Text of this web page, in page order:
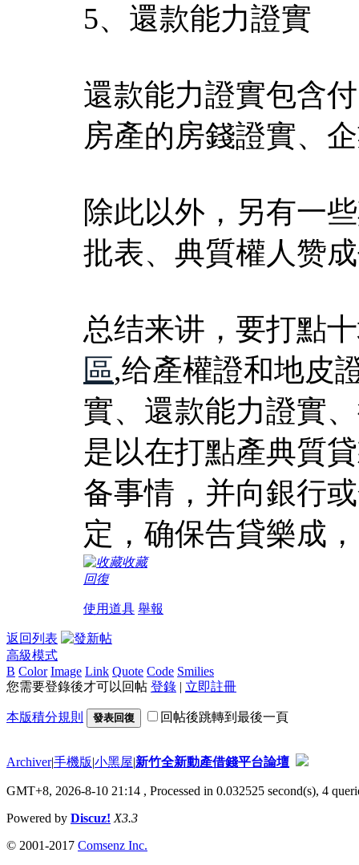
5、還款能力證實
還款能力證實包含
房產的房錢證實、
除此以外，另有一
批表、典質權人赞
总结来讲，要打點
區,给產權證和地皮
實、還款能力證實
是以在打點產典質
备事情，并向銀行
定，确保告貸樂成
收藏
回復
使用道具 舉報
返回列表
高級模式
B Color Image Link Quote Code Smilies
您需要登錄後才可以回帖 登錄 | 立即註冊
本版積分規則 發表回復 回帖後跳轉到最後一頁
Archiver|手機版|小黑屋|新竹全新動產借錢平台論壇
GMT+8, 2026-8-10 21:14 , Processed in 0.032525 second(s), 4
Powered by Discuz! X3.3
© 2001-2017 Comsenz Inc.